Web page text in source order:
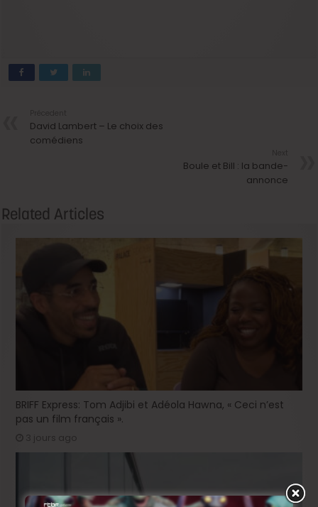
David Lambert – Le choix des
comédiens
Boule et Bill : la bande-
annonce
Related Articles
BRIFF Express: Tom Adjibi et Adéola Hawna, « Ceci n’est
pas un film français ».
3 jours ago